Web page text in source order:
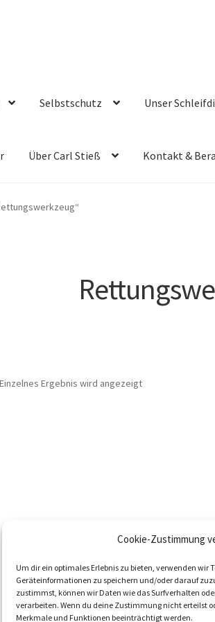
Cookie-Zustimmung
Um dir ein optimales Erlebnis zu bieten, verwenden wir
Geräteinformationen zu speichern und/oder darauf
zustimmst, können wir Daten wie das Surfverhalten
verarbeiten. Wenn du deine Zustimmung nicht erteilst
Merkmale und Funktionen beeinträchtigt werden.
Selbstschutz Unser
Über Carl Stieß Kontakt &
Einzelnes Ergebnis wird angezeigt